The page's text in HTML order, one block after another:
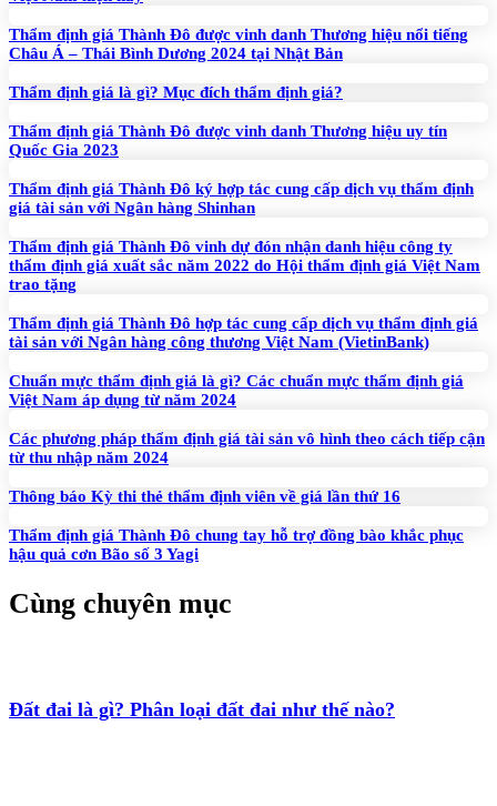
Thẩm định giá Thành Đô được vinh danh Thương hiệu nổi tiếng
Châu Á – Thái Bình Dương 2024 tại Nhật Bản
Thẩm định giá là gì? Mục đích thẩm định giá?
Thẩm định giá Thành Đô được vinh danh Thương hiệu uy tín
Quốc Gia 2023
Thẩm định giá Thành Đô ký hợp tác cung cấp dịch vụ thẩm định
giá tài sản với Ngân hàng Shinhan
Thẩm định giá Thành Đô vinh dự đón nhận danh hiệu công ty
thẩm định giá xuất sắc năm 2022 do Hội thẩm định giá Việt Nam
trao tặng
Thẩm định giá Thành Đô hợp tác cung cấp dịch vụ thẩm định giá
tài sản với Ngân hàng công thương Việt Nam (VietinBank)
Chuẩn mực thẩm định giá là gì? Các chuẩn mực thẩm định giá
Việt Nam áp dụng từ năm 2024
Các phương pháp thẩm định giá tài sản vô hình theo cách tiếp cận
từ thu nhập năm 2024
Thông báo Kỳ thi thẻ thẩm định viên về giá lần thứ 16
Thẩm định giá Thành Đô chung tay hỗ trợ đồng bào khắc phục
hậu quả cơn Bão số 3 Yagi
Cùng chuyên mục
Đất đai là gì? Phân loại đất đai như thế nào?